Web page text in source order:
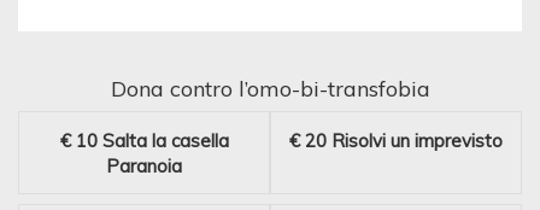
Dona contro l’omo-bi-transfobia
€ 10 Salta la casella
Paranoia
€ 20 Risolvi un imprevisto